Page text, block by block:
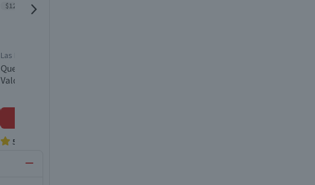
$12.760 x kg
Las Parcelas de Valdivia
Queso Mantecoso Las Parcelas de
Valdivia Trozo Granel
5.0